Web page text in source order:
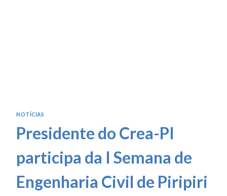
NOTÍCIAS
Presidente do Crea-PI
participa da I Semana de
Engenharia Civil de Piripiri